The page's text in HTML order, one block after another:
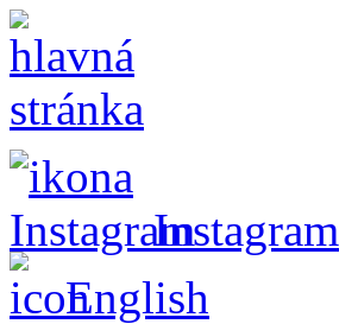
Instagram
English